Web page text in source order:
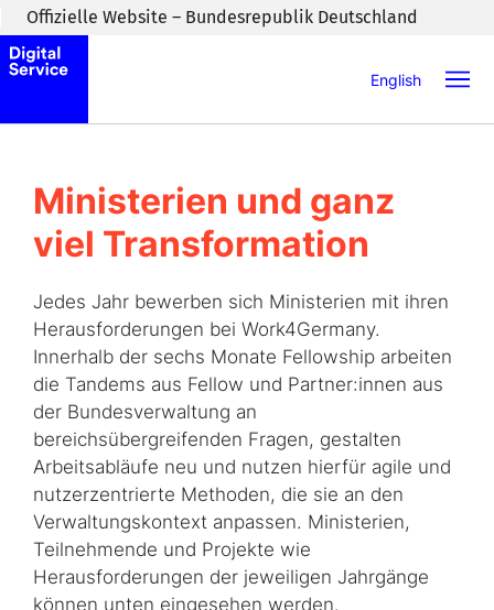
Zum Inhaltsbereich wechseln
Offizielle Website – Bundesrepublik Deutschland
English
Ministerien und ganz
viel Transformation
Jedes Jahr bewerben sich Ministerien mit ihren
Herausforderungen bei Work4Germany.
Innerhalb der sechs Monate Fellowship arbeiten
die Tandems aus Fellow und Partner:innen aus
der Bundesverwaltung an
bereichsübergreifenden Fragen, gestalten
Arbeitsabläufe neu und nutzen hierfür agile und
nutzerzentrierte Methoden, die sie an den
Verwaltungskontext anpassen. Ministerien,
Teilnehmende und Projekte wie
Herausforderungen der jeweiligen Jahrgänge
können unten eingesehen werden.